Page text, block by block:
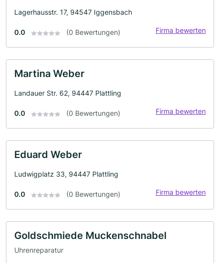
Lagerhausstr. 17, 94547 Iggensbach
0.0 (0 Bewertungen) Firma bewerten
Martina Weber
Landauer Str. 62, 94447 Plattling
0.0 (0 Bewertungen) Firma bewerten
Eduard Weber
Ludwigplatz 33, 94447 Plattling
0.0 (0 Bewertungen) Firma bewerten
Goldschmiede Muckenschnabel
Uhrenreparatur